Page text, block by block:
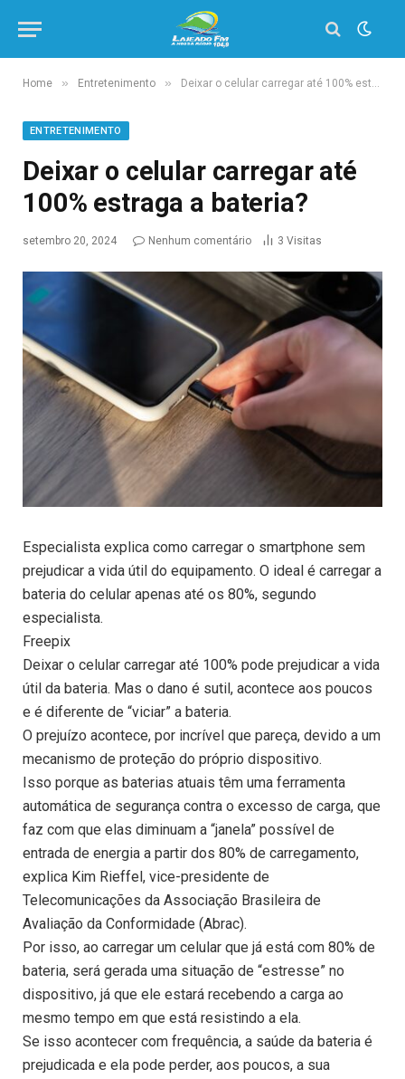
Home » Entretenimento » Deixar o celular carregar até 100% estraga a bateria?
ENTRETENIMENTO
Deixar o celular carregar até
100% estraga a bateria?
setembro 20, 2024 Nenhum comentário 3 Visitas
Especialista explica como carregar o smartphone sem
prejudicar a vida útil do equipamento. O ideal é carregar a
bateria do celular apenas até os 80%, segundo
especialista.
Freepix
Deixar o celular carregar até 100% pode prejudicar a vida
útil da bateria. Mas o dano é sutil, acontece aos poucos
e é diferente de “viciar” a bateria.
O prejuízo acontece, por incrível que pareça, devido a um
mecanismo de proteção do próprio dispositivo.
Isso porque as baterias atuais têm uma ferramenta
automática de segurança contra o excesso de carga, que
faz com que elas diminuam a “janela” possível de
entrada de energia a partir dos 80% de carregamento,
explica Kim Rieffel, vice-presidente de
Telecomunicações da Associação Brasileira de
Avaliação da Conformidade (Abrac).
Por isso, ao carregar um celular que já está com 80% de
bateria, será gerada uma situação de “estresse” no
dispositivo, já que ele estará recebendo a carga ao
mesmo tempo em que está resistindo a ela.
Se isso acontecer com frequência, a saúde da bateria é
prejudicada e ela pode perder, aos poucos, a sua